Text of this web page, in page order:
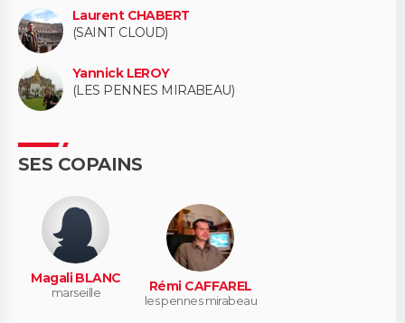
Laurent CHABERT
(SAINT CLOUD)
Yannick LEROY
(LES PENNES MIRABEAU)
SES COPAINS
Magali BLANC
marseille Rémi CAFFAREL
les pennes mirabeau